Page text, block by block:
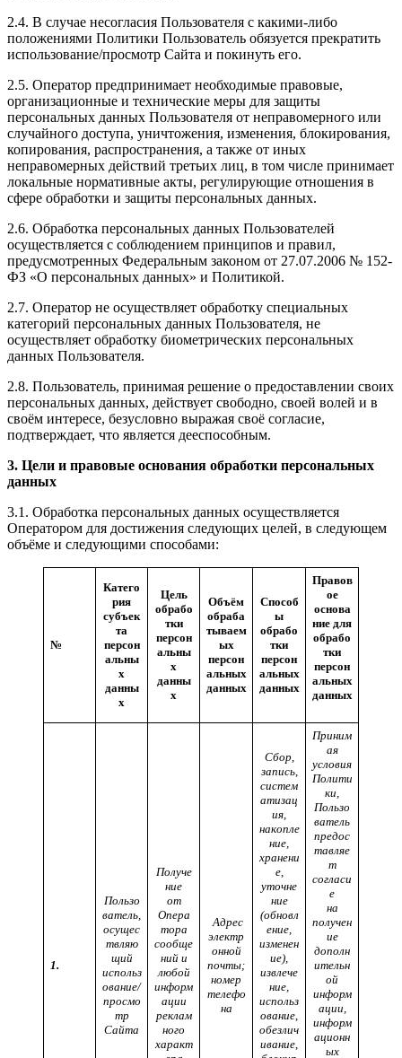
2.4. В случае несогласия Пользователя с какими-либо
положениями Политики Пользователь обязуется прекратить
использование/просмотр Сайта и покинуть его.
2.5. Оператор предпринимает необходимые правовые,
организационные и технические меры для защиты
персональных данных Пользователя от неправомерного или
случайного доступа, уничтожения, изменения, блокирования,
копирования, распространения, а также от иных
неправомерных действий третьих лиц, в том числе принимает
локальные нормативные акты, регулирующие отношения в
сфере обработки и защиты персональных данных.
2.6. Обработка персональных данных Пользователей
осуществляется с соблюдением принципов и правил,
предусмотренных Федеральным законом от 27.07.2006 № 152-
ФЗ «О персональных данных» и Политикой.
2.7. Оператор не осуществляет обработку специальных
категорий персональных данных Пользователя, не
осуществляет обработку биометрических персональных
данных Пользователя.
2.8. Пользователь, принимая решение о предоставлении своих
персональных данных, действует свободно, своей волей и в
своём интересе, безусловно выражая своё согласие,
подтверждает, что является дееспособным.
3. Цели и правовые основания обработки персональных
данных
3.1. Обработка персональных данных осуществляется
Оператором для достижения следующих целей, в следующем
объёме и следующими способами:
№
Катего
рия
субъек
та
персон
альны
х
данны
х
Цель
обрабо
тки
персон
альны
х
данны
х
Объём
обраба
тываем
ых
персон
альных
данных
Способ
ы
обрабо
тки
персон
альных
данных
Правов
ое
основа
ние для
обрабо
тки
персон
альных
данных
1.
Пользо
ватель,
осущес
твляю
щий
использ
ование/
просмо
тр
Сайта
Получе
ние
от
Опера
тора
сообще
ний и
любой
информ
ации
реклам
ного
характ
Адрес
электр
онной
почты;
номер
телефо
на
Сбор,
запись,
систем
атизац
ия,
накопле
ние,
хранени
е,
уточне
ние
(обновл
ение,
изменен
ие),
извлече
ние,
использ
ование,
обезлич
ивание,
Приним
ая
условия
Полити
ки,
Пользо
ватель
предос
тавляе
т
согласи
е
на
получен
ие
дополн
ительн
ой
информ
ации,
информ
ационн
ых